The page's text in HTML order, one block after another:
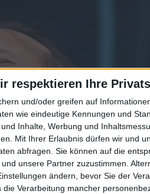
respektieren Ihre
und/oder greifen auf
wie eindeutige Kennungen und
Inhalte, Werbung und
Mit Ihrer Erlaubnis dürfen wir und
abfragen. Sie können auf die
unsere Partner zuzustimmen.
ändern, bevor Sie der
die Verarbeitung mancher